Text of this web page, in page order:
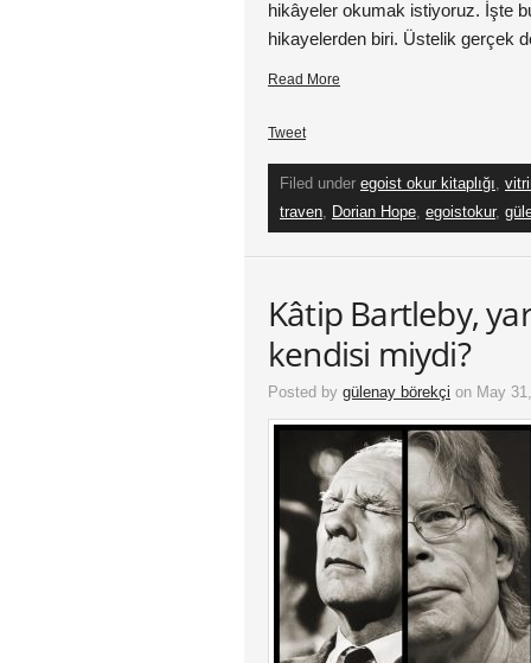
hikâyeler okumak istiyoruz. İşte
hikayelerden biri. Üstelik gerçek
Read More
Tweet
Filed under egoist okur kitaplığı,
traven, Dorian Hope, egoistokur,
Kâtip Bartleby,
kendisi miydi?
Posted by gülenay börekçi on May